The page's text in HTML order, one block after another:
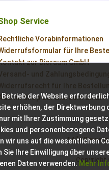
Service
Vorabinformationen
für Ihre
zur Bioraum GmbH
und
für Ihre
im Shop der Bioraum GmbH
* Alle Preise
Copyright
der Website
erhöhen, der
mit Ihrer Zustimmung
und personenbezogene
wir uns auf die wesentlichen
Ihre Einwilligung über
Daten verwenden.Mehr